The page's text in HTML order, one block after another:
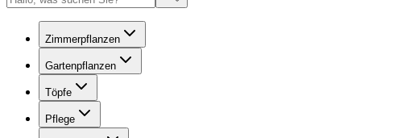
Zimmerpflanzen
Gartenpflanzen
Töpfe
Pflege